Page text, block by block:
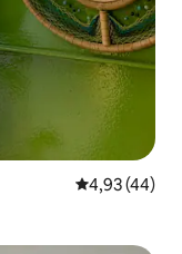
Keskmine
4,93 (44)